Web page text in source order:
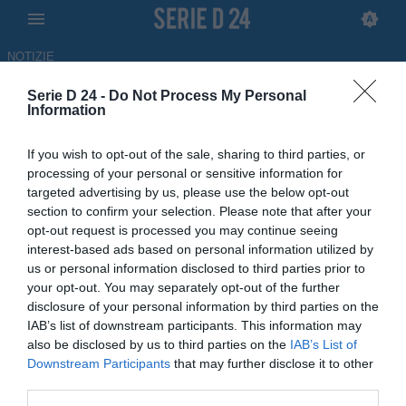
Serie D 24 - Do Not Process My Personal
Information
If you wish to opt-out of the sale, sharing to third parties, or
processing of your personal or sensitive information for
targeted advertising by us, please use the below opt-out
section to confirm your selection. Please note that after your
opt-out request is processed you may continue seeing
interest-based ads based on personal information utilized by
us or personal information disclosed to third parties prior to
your opt-out. You may separately opt-out of the further
disclosure of your personal information by third parties on the
IAB’s list of downstream participants. This information may
also be disclosed by us to third parties on the IAB’s List of
Downstream Participants that may further disclose it to other
NOTIZIE
Valmontone, ufficiale l'arrivo in
panchina di Sandro Pochesci
17.02.2026 14:12 di Francesca Melillo
Nuova avventura per l'ex L'Aquila e Ternana, Sandro Pochesci è il
nuovo allenatore del Valmontone: il comunicato ufficiale